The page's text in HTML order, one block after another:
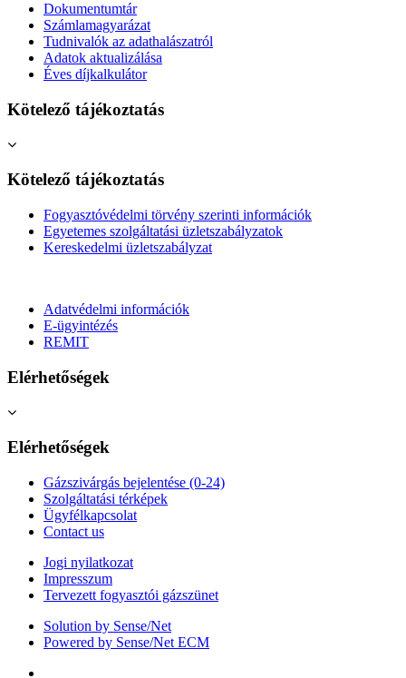
Dokumentumtár
Számlamagyarázat
Tudnivalók az adathalászatról
Adatok aktualizálása
Éves díjkalkulátor
Kötelező tájékoztatás
Kötelező tájékoztatás
Fogyasztóvédelmi törvény szerinti információk
Egyetemes szolgáltatási üzletszabályzatok
Kereskedelmi üzletszabályzat
Adatvédelmi információk
E-ügyintézés
REMIT
Elérhetőségek
Elérhetőségek
Gázszivárgás bejelentése (0-24)
Szolgáltatási térképek
Ügyfélkapcsolat
Contact us
Jogi nyilatkozat
Impresszum
Tervezett fogyasztói gázszünet
Solution by Sense/Net
Powered by Sense/Net ECM